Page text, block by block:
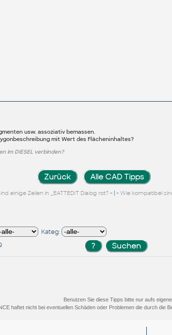
usw. assoziativ bemassen.
mit Wert des Flächeninhaltes?
im DIESEL verbinden?
Zurück Alle CAD Tipps
einige Zeilen in _EATTEDIT Dialog rot? « | »Wie kompatibel
Kateg:
Benutzen Sie diese Tipps bitte nur aufs
haftet nicht bei eventuellen Schäden oder Problemen die durch die